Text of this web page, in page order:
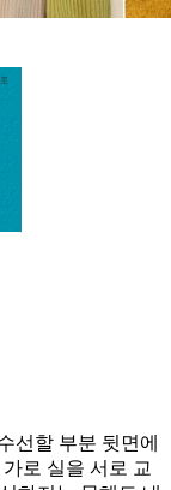
선할 부분 뒷면에
로 실을 서로 교